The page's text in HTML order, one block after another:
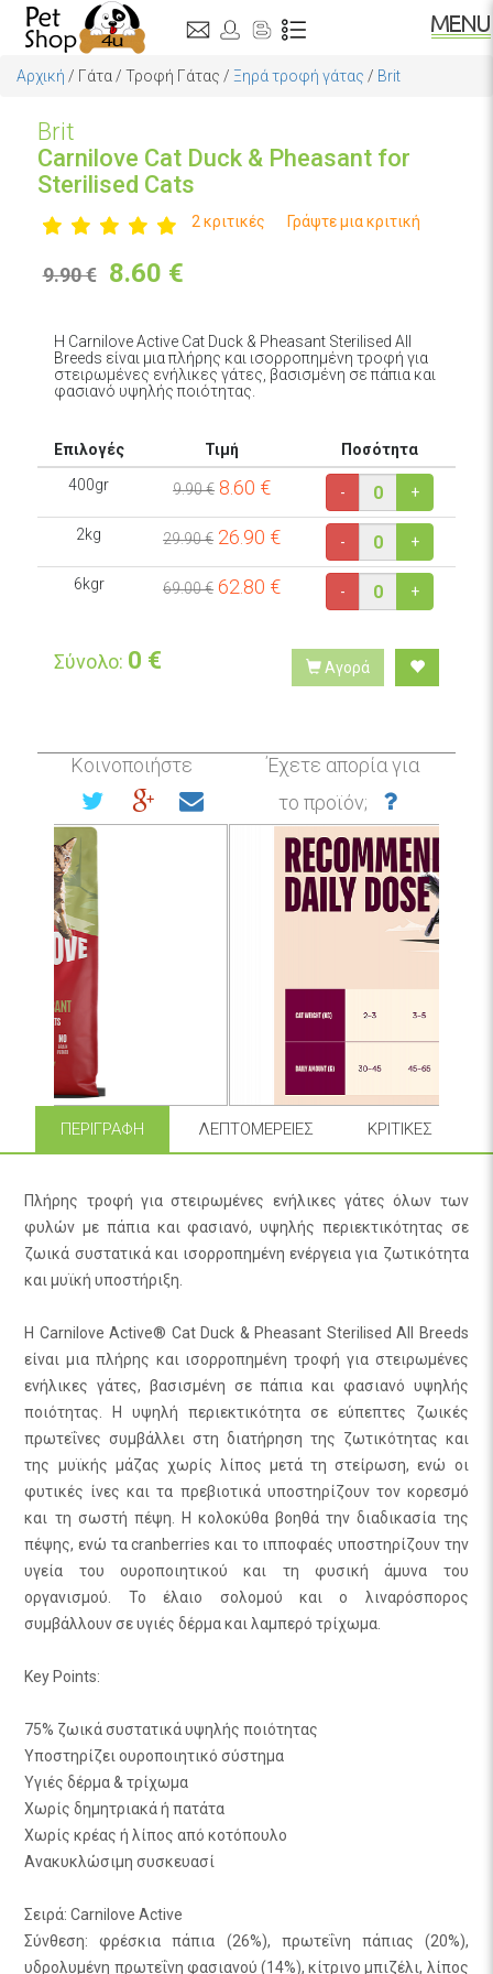
Αρχική / Γάτα / Τροφή Γάτας / Ξηρά τροφή γάτας / Brit
Brit
Carnilove Cat Duck & Pheasant for
Sterilised Cats
2 κριτικές Γράψτε μια κριτική
9.90 € 8.60 €
Η Carnilove Active Cat Duck & Pheasant Sterilised All
Breeds είναι μια πλήρης και ισορροπημένη τροφή για
στειρωμένες ενήλικες γάτες, βασισμένη σε πάπια και
φασιανό υψηλής ποιότητας.
Επιλογές Τιμή
Ποσότητα
400gr
9.90 € 8.60 € - +
2kg 29.90 € 26.90 € - +
6kgr 69.00 € 62.80 € - +
Σύνολο: 0 € Αγορά
Κοινοποιήστε
Έχετε απορία για
το προϊόν;
ΠΕΡΙΓΡΑΦΉ ΛΕΠΤΟΜΈΡΕΙΕΣ ΚΡΙΤΙΚΈΣ
Πλήρης τροφή για στειρωμένες ενήλικες γάτες όλων των
φυλών με πάπια και φασιανό, υψηλής περιεκτικότητας σε
ζωικά συστατικά και ισορροπημένη ενέργεια για ζωτικότητα
και μυϊκή υποστήριξη.
Η Carnilove Active® Cat Duck & Pheasant Sterilised All Breeds
είναι μια πλήρης και ισορροπημένη τροφή για στειρωμένες
ενήλικες γάτες, βασισμένη σε πάπια και φασιανό υψηλής
ποιότητας. Η υψηλή περιεκτικότητα σε εύπεπτες ζωικές
πρωτεΐνες συμβάλλει στη διατήρηση της ζωτικότητας και
της μυϊκής μάζας χωρίς λίπος μετά τη στείρωση, ενώ οι
φυτικές ίνες και τα πρεβιοτικά υποστηρίζουν τον κορεσμό
και τη σωστή πέψη. Η κολοκύθα βοηθά την διαδικασία της
πέψης, ενώ τα cranberries και το ιπποφαές υποστηρίζουν την
υγεία του ουροποιητικού και τη φυσική άμυνα του
οργανισμού. Το έλαιο σολομού και ο λιναρόσπορος
συμβάλλουν σε υγιές δέρμα και λαμπερό τρίχωμα.
Key Points:
75% ζωικά συστατικά υψηλής ποιότητας
Υποστηρίζει ουροποιητικό σύστημα
Υγιές δέρμα & τρίχωμα
Χωρίς δημητριακά ή πατάτα
Χωρίς κρέας ή λίπος από κοτόπουλο
Ανακυκλώσιμη συσκευασί
Σειρά: Carnilove Active
Σύνθεση: φρέσκια πάπια (26%), πρωτεΐνη πάπιας (20%),
υδρολυμένη πρωτεΐνη φασιανού (14%), κίτρινο μπιζέλι, λίπος